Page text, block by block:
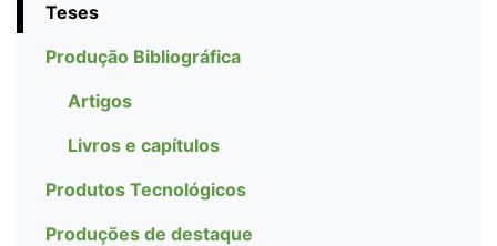
Teses
Produção Bibliográfica
Artigos
Livros e capítulos
Produtos Tecnológicos
Produções de destaque